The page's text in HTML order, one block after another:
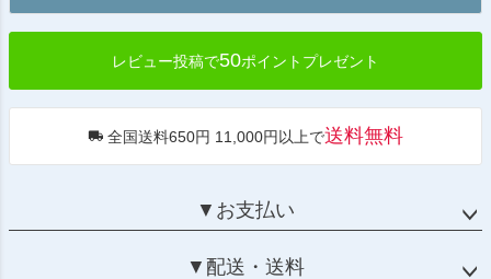
へ
レビュー投稿で50ポイントプレゼント
全国送料650円 11,000円以上で送料無料
▼お支払い
▼配送・送料